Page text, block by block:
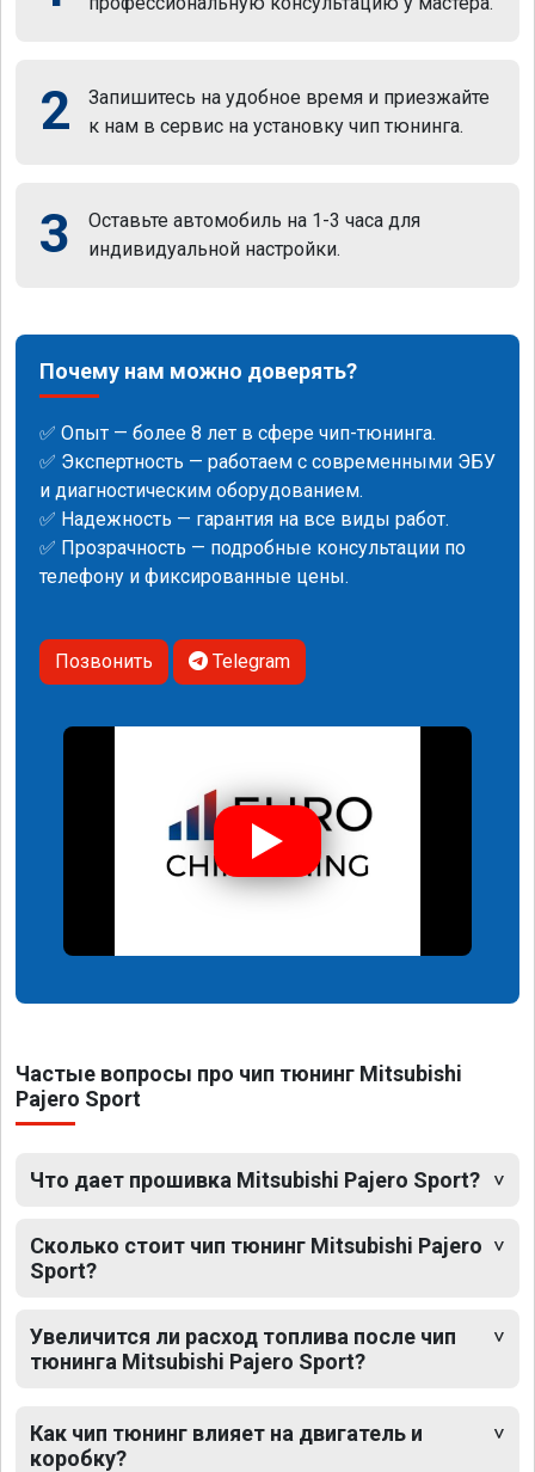
2
Запишитесь на удобное время и приезжайте
к нам в сервис на установку чип тюнинга.
3
Оставьте автомобиль на 1-3 часа для
индивидуальной настройки.
Почему нам можно доверять?
✅ Опыт — более 8 лет в сфере чип-тюнинга.
✅ Экспертность — работаем с современными ЭБУ
и диагностическим оборудованием.
✅ Надежность — гарантия на все виды работ.
✅ Прозрачность — подробные консультации по
телефону и фиксированные цены.
Позвонить Telegram
Частые вопросы про чип тюнинг Mitsubishi
Pajero Sport
Что дает прошивка Mitsubishi Pajero Sport?
Сколько стоит чип тюнинг Mitsubishi Pajero
Sport?
Увеличится ли расход топлива после чип
тюнинга Mitsubishi Pajero Sport?
Как чип тюнинг влияет на двигатель и
коробку?